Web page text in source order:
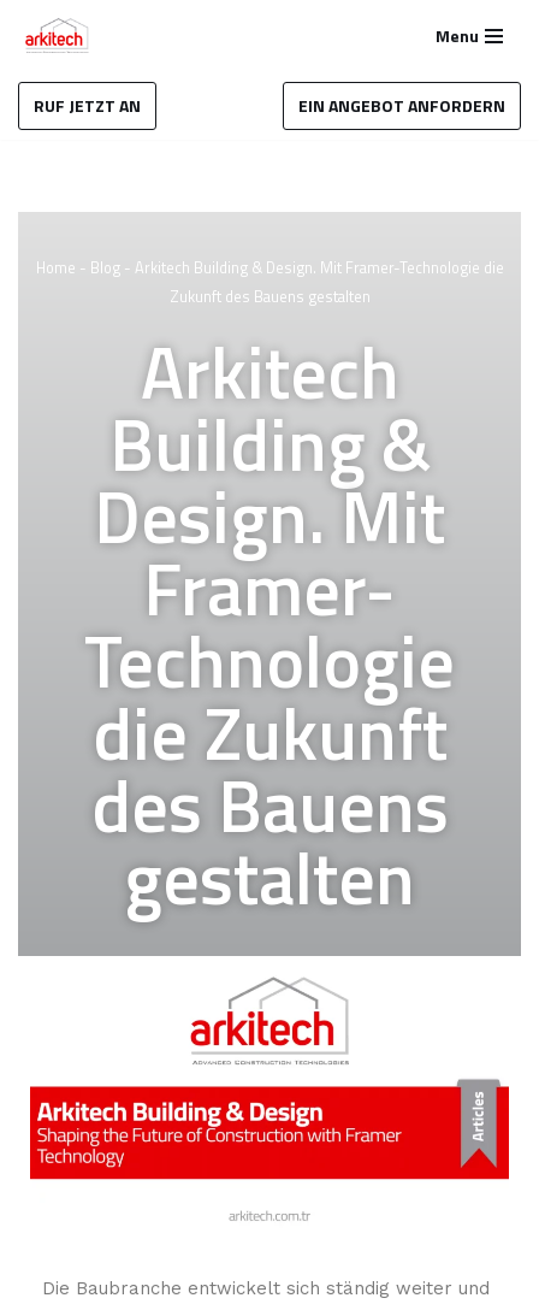
Inhalt
springen
Menu
RUF JETZT AN EIN ANGEBOT ANFORDERN
Home - Blog- Arkitech Building & Design. Mit Framer-Technologie die
Zukunft des Bauens gestalten
Arkitech
Building &
Design. Mit
Framer-
Technologie
die Zukunft
des Bauens
gestalten
Die Baubranche entwickelt sich ständig weiter und